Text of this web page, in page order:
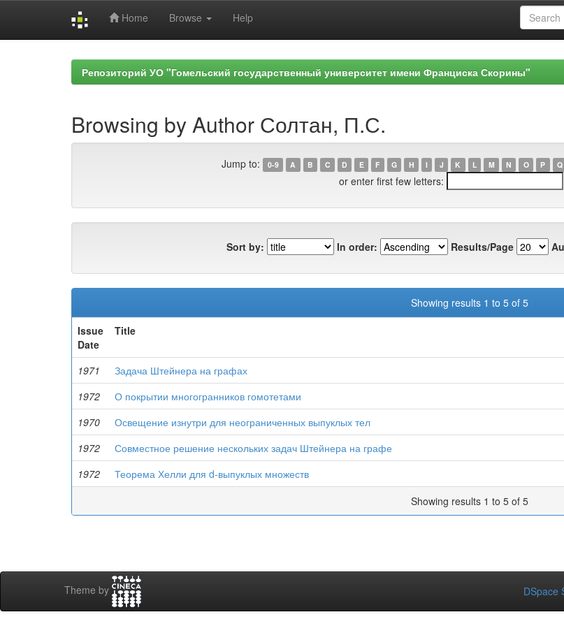
Home Browse Help
Репозиторий УО "Гомельский государственный университет имени Франциска Скорины"
Browsing by Author Солтан, П.С.
Jump to: 0-9 A B C D E F G H I J K L M N O P Q
or enter first few letters:
Sort by: In order: Results/Page
Showing results 1 to 5 of 5
Issue
Date
Title
1971 Задача Штейнера на графах
1972
О покрытии многогранников гомотетами
1970
Освещение изнутри для неограниченных выпуклых тел
1972
Совместное решение нескольких задач Штейнера на графе
1972
Теорема Хелли для d-выпуклых множеств
Showing results 1 to 5 of 5
Theme by DSpace